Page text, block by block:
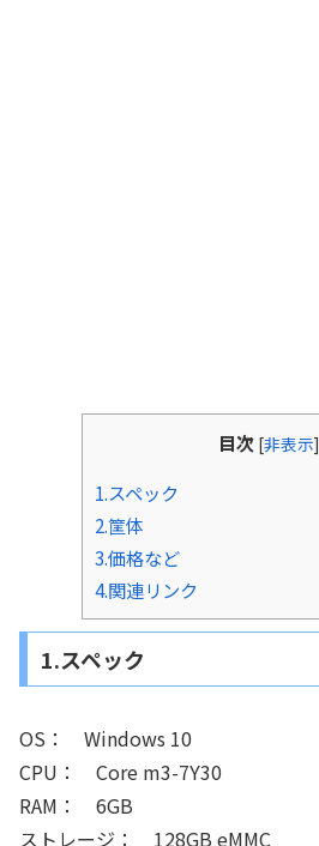
目次 [非表示]
1.スペック
2.筐体
3.価格など
4.関連リンク
1.スペック
OS： Windows 10
CPU： Core m3-7Y30
RAM： 6GB
ストレージ： 128GB eMMC